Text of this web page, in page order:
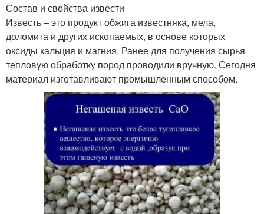
Состав и свойства извести
Известь – это продукт обжига известняка, мела,
доломита и других ископаемых, в основе которых
оксиды кальция и магния. Ранее для получения сырья
тепловую обработку пород проводили вручную. Сегодня
материал изготавливают промышленным способом.